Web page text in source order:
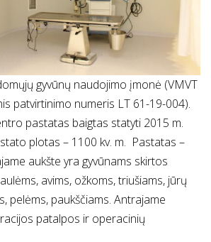
gyvūnų naudojimo įmonė (VMVT
patvirtinimo numeris LT 61-19-004).
pastatas baigtas statyti 2015 m.
plotas – 1100 kv. m. Pastatas –
aukšte yra gyvūnams skirtos
avims, ožkoms, triušiams, jūrų
pelėms, paukščiams. Antrajame
patalpos ir operacinių